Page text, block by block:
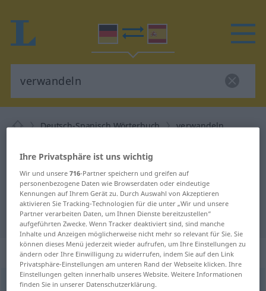
Deutsch-Spanisch Wörterbuch verwandeln
"verwandeln"
"verwandeln" Spanisch
Übersetzung
„verwandeln“: transitives Verb
verwandeln v/t <ohnege>
Ihre Privatsphäre ist uns wichtig
Wir und unsere716-Partner speichern und greifen auf
personenbezogene Daten wie Browserdaten oder eindeutige
Kennungen auf Ihrem Gerät zu. Durch Auswahl von Akzeptieren
aktivieren Sie Tracking-Technologien für die unter „Wir und unsere
Partner verarbeiten Daten, um Ihnen Dienste bereitzustellen“
aufgeführten Zwecke. Wenn Tracker deaktiviert sind, sind manche
Inhalte und Anzeigen möglicherweise nicht mehr so relevant für Sie. Sie
können dieses Menü jederzeit wieder aufrufen, um Ihre Einstellungen zu
ändern oder Ihre Einwilligung zu widerrufen, indem Sie auf den Link
Privatsphäre-Einstellungen am unteren Rand der Webseite klicken. Ihre
Einstellungen gelten innerhalb unseres Website. Weitere Informationen
finden Sie in unserer Datenschutzerklärung.